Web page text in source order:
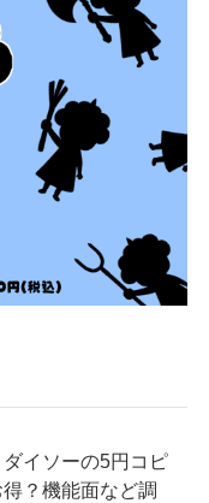
ダイソーの5円コピ
？機能面など調